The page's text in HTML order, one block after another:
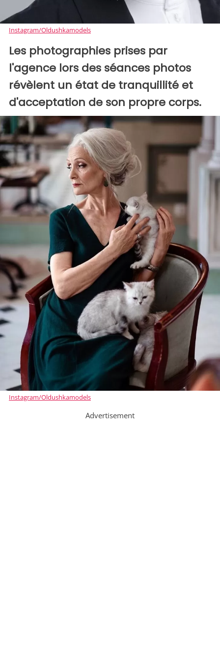
Instagram/Oldushkamodels
Les photographies prises par
l'agence lors des séances photos
révèlent un état de tranquillité et
d'acceptation de son propre corps.
Instagram/Oldushkamodels
Advertisement